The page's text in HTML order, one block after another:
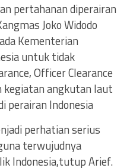
pertahanan diperairan
Joko Widodo
Kementerian
untuk tidak
Officer Clearance
kegiatan angkutan laut
perairan Indonesia
perhatian serius
terwujudnya
Indonesia,tutup Arief.